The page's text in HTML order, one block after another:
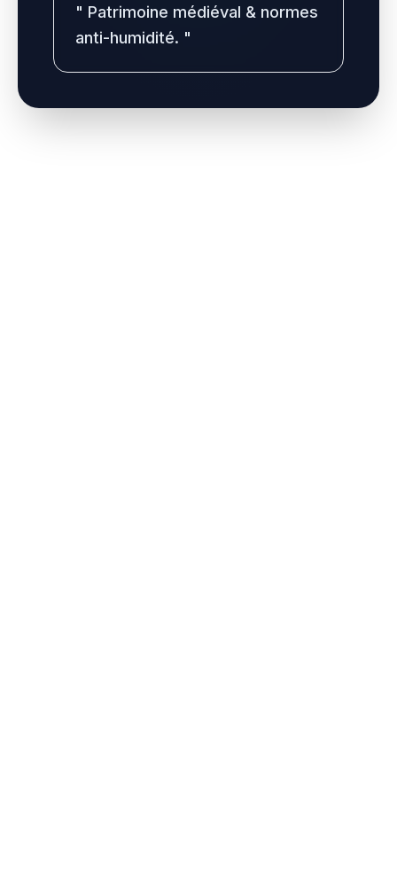
" Patrimoine médiéval & normes
anti-humidité. "